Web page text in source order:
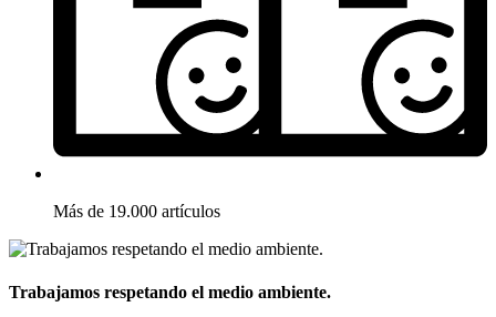
Más de 19.000 artículos
Trabajamos respetando el medio ambiente.